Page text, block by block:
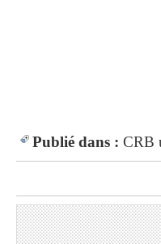
Publié dans : CRB